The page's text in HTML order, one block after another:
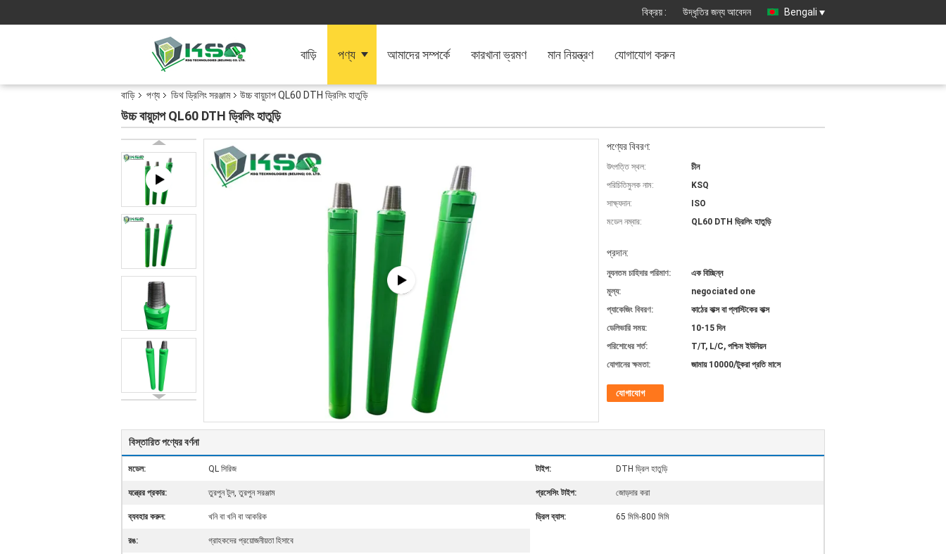
বিক্রয় : উদ্ধৃতির জন্য আবেদন Bengali
বাড়ি পণ্য আমাদের সম্পর্কে কারখানা ভ্রমণ মান নিয়ন্ত্রণ যোগাযোগ করুন
বাড়ি পণ্য ডিথ ড্রিলিং সরঞ্জাম উচ্চ বায়ুচাপ QL60 DTH ড্রিলিং হাতুড়ি
উচ্চ বায়ুচাপ QL60 DTH ড্রিলিং হাতুড়ি
পণ্যের বিবরণ:
উৎপত্তি স্থল:
চীন
পরিচিতিমুলক নাম:
KSQ
সাক্ষ্যদান:
ISO
মডেল নম্বার:
QL60 DTH ড্রিলিং হাতুড়ি
প্রদান:
ন্যূনতম চাহিদার পরিমাণ:
এক বিচ্ছিন্ন
মূল্য:
negociated one
প্যাকেজিং বিবরণ:
কাঠের বাক্স বা প্লাস্টিকের বাক্স
ডেলিভারি সময়:
10-15 দিন
পরিশোধের শর্ত:
T/T, L/C, পশ্চিম ইউনিয়ন
যোগানের ক্ষমতা:
জামায় 10000/টুকরা প্রতি মাসে
যোগাযোগ
বিস্তারিত পণ্যের বর্ণনা
মডেল: QL সিরিজ টাইপ: DTH ড্রিল হাতুড়ি
যন্ত্রের প্রকার: তুরপুন টুল, তুরপুন সরঞ্জাম প্রসেসিং টাইপ: জোড়দার করা
ব্যবহার করুন: খনি বা খনি বা আকরিক ড্রিল ব্যাস: 65 মিমি-800 মিমি
রঙ: গ্রাহকদের প্রয়োজনীয়তা হিসাবে